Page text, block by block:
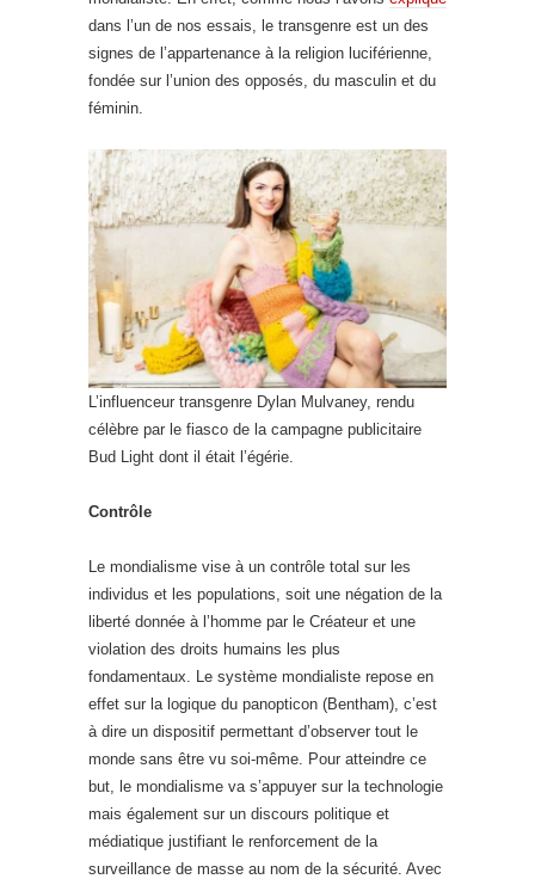
dans l’un de nos essais, le transgenre est un des
signes de l’appartenance à la religion luciférienne,
fondée sur l’union des opposés, du masculin et du
féminin.
L’influenceur transgenre Dylan Mulvaney, rendu
célèbre par le fiasco de la campagne publicitaire
Bud Light dont il était l’égérie.
Contrôle
Le mondialisme vise à un contrôle total sur les
individus et les populations, soit une négation de la
liberté donnée à l’homme par le Créateur et une
violation des droits humains les plus
fondamentaux. Le système mondialiste repose en
effet sur la logique du panopticon (Bentham), c’est
à dire un dispositif permettant d’observer tout le
monde sans être vu soi-même. Pour atteindre ce
but, le mondialisme va s’appuyer sur la technologie
mais également sur un discours politique et
médiatique justifiant le renforcement de la
surveillance de masse au nom de la sécurité. Avec